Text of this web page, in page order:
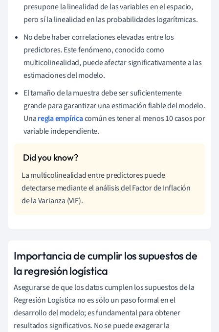
presupone la linealidad de las variables en el espacio,
pero sí la linealidad en las probabilidades logarítmicas.
No debe haber correlaciones elevadas entre los
predictores. Este fenómeno, conocido como
multicolinealidad, puede afectar significativamente a las
estimaciones del modelo.
El tamaño de la muestra debe ser suficientemente
grande para garantizar una estimación fiable del modelo.
Unaregla empíricacomún es tener al menos 10 casos por
variable independiente.
La multicolinealidad entre predictores puede
detectarse mediante el análisis del Factor de Inflación
de la Varianza (VIF).
Importancia de cumplir los supuestos de
la regresión logística
Asegurarse de que los datos cumplen los supuestos de la
Regresión Logística no es sólo un paso formal en el
desarrollo del modelo; es fundamental para obtener
resultados significativos. No se puede exagerar la